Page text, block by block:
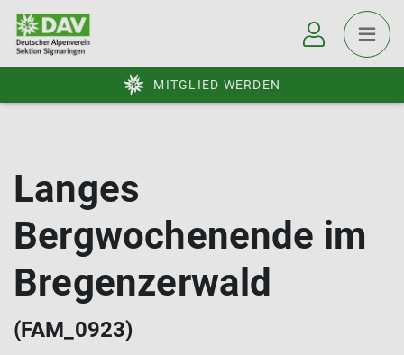
MITGLIED WERDEN
Langes
Bergwochenende im
Bregenzerwald
(FAM_0923)